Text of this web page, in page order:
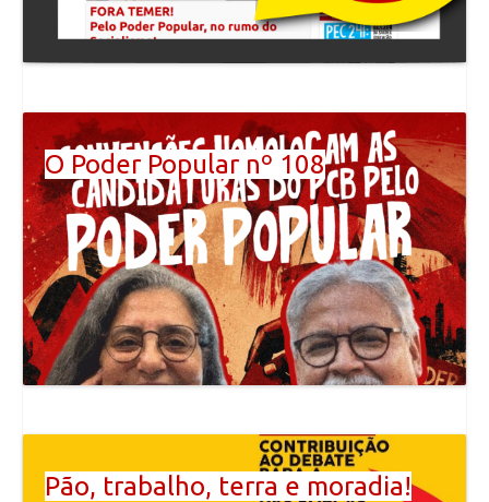
O Poder Popular nº 108
Pão, trabalho, terra e moradia!